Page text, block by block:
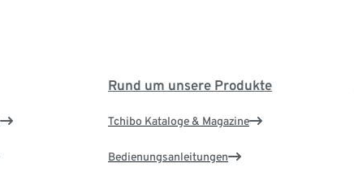
Rund um unsere Produkte
Tchibo Kataloge & Magazine
Bedienungsanleitungen